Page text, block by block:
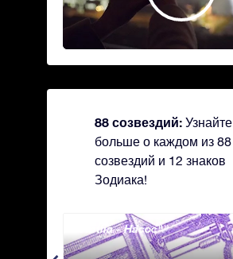
88 созвездий: Узнайте
больше о каждом из 88
созвездий и 12 знаков
Зодиака!
Antlia - Насос